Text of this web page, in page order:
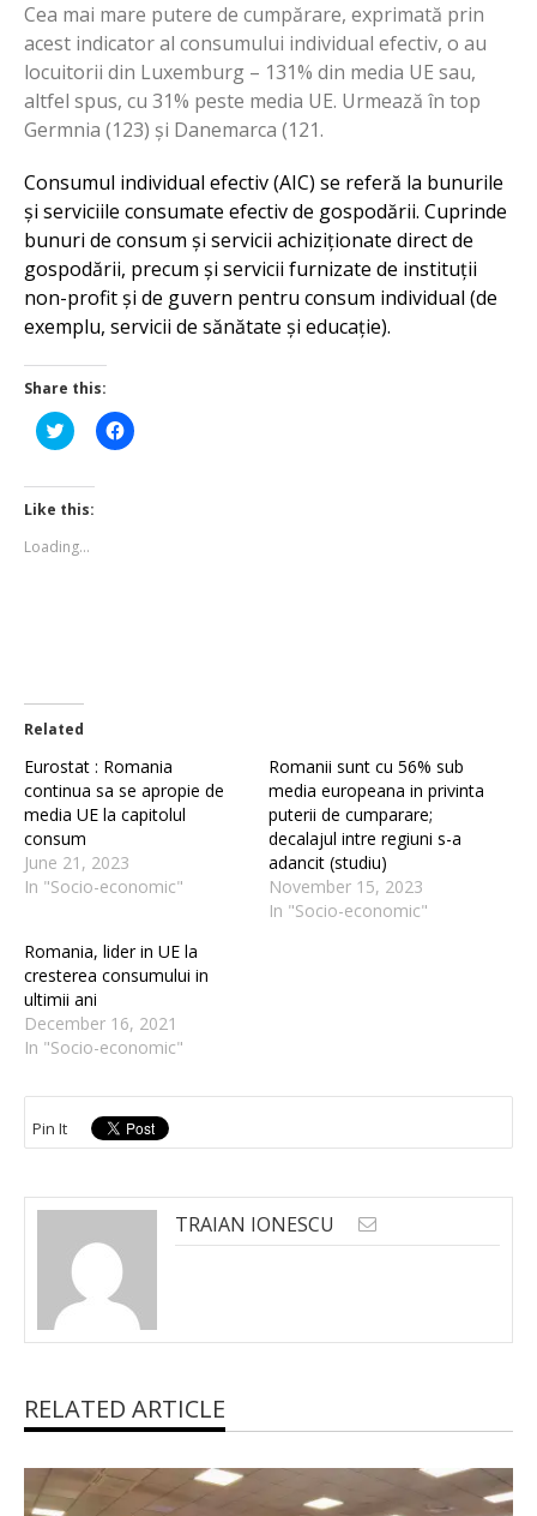
Cea mai mare putere de cumpărare, exprimată prin
acest indicator al consumului individual efectiv, o au
locuitorii din Luxemburg – 131% din media UE sau,
altfel spus, cu 31% peste media UE. Urmează în top
Germnia (123) și Danemarca (121.
Consumul individual efectiv (AIC) se referă la bunurile
și serviciile consumate efectiv de gospodării. Cuprinde
bunuri de consum și servicii achiziționate direct de
gospodării, precum și servicii furnizate de instituții
non-profit și de guvern pentru consum individual (de
exemplu, servicii de sănătate și educație).
Share this:
Click
to
Twitter
(Opens
in
window)
Click
to
Like this:
Loading...
Related
Eurostat : Romania
continua sa se apropie de
media UE la capitolul
consum
June 21, 2023
In "Socio-economic"
Romanii sunt cu 56% sub
media europeana in privinta
puterii de cumparare;
decalajul intre regiuni s-a
adancit (studiu)
November 15, 2023
In "Socio-economic"
Romania, lider in UE la
cresterea consumului in
ultimii ani
December 16, 2021
In "Socio-economic"
Pin It
TRAIAN IONESCU
RELATED ARTICLE